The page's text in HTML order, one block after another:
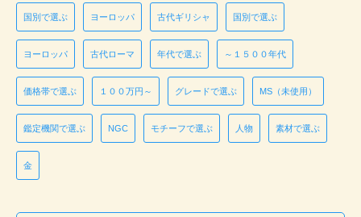
国別で選ぶ ヨーロッパ 古代ギリシャ 国別で選ぶ
ヨーロッパ 古代ローマ 年代で選ぶ ～１５００年代
価格帯で選ぶ １００万円～ グレードで選ぶ MS（未使用）
鑑定機関で選ぶ NGC モチーフで選ぶ 人物 素材で選ぶ
金